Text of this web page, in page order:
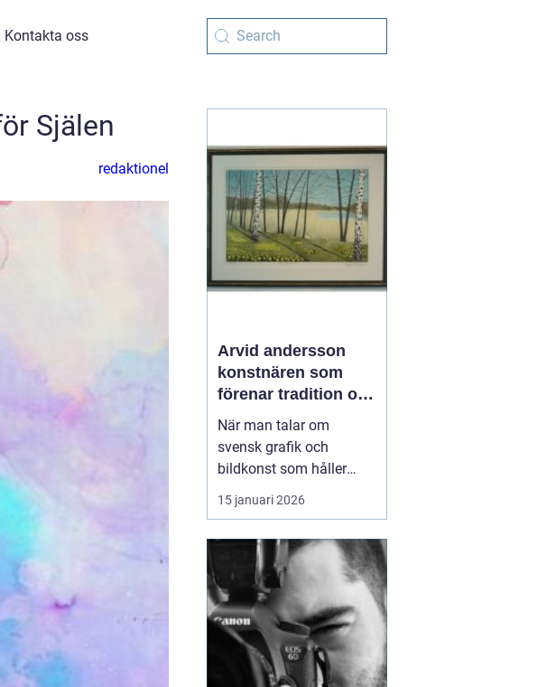
Kontakta oss
Själen
redaktionel
Arvid andersson
konstnären som
förenar tradition och
samtida uttryck
När man talar om
svensk grafik och
bildkonst som håller
både hantverk och
uttryck i fokus dyker
ofta upp. Hans verk rör
sig mellan det
stillsamma och det
kraftfulla, med motiv
som både kä...
15 januari 2026